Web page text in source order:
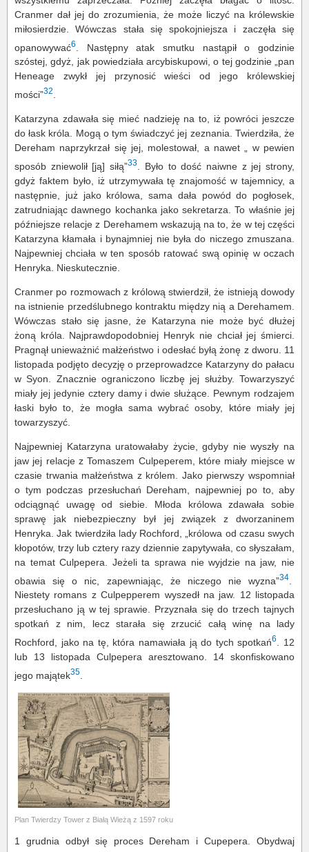
Cranmer dał jej do zrozumienia, że może liczyć na królewskie
miłosierdzie. Wówczas stała się spokojniejsza i zaczęła się
opanowywać6
. Następny atak smutku nastąpił o godzinie
szóstej, gdyż, jak powiedziała arcybiskupowi, o tej godzinie „pan
Heneage zwykł jej przynosić wieści od jego królewskiej
mości”32
Katarzyna zdawała się mieć nadzieję na to, iż powróci jeszcze
do łask króla. Mogą o tym świadczyć jej zeznania. Twierdziła, że
Dereham naprzykrzał się jej, molestował, a nawet „ w pewien
sposób zniewolił [ją] siłą”33
. Było to dość naiwne z jej strony,
gdyż faktem było, iż utrzymywała tę znajomość w tajemnicy, a
następnie, już jako królowa, sama dała powód do pogłosek,
zatrudniając dawnego kochanka jako sekretarza. To właśnie jej
późniejsze relacje z Derehamem wskazują na to, że w tej części
Katarzyna kłamała i bynajmniej nie była do niczego zmuszana.
Najpewniej chciała w ten sposób ratować swą opinię w oczach
Henryka. Nieskutecznie.
Cranmer po rozmowach z królową stwierdził, że istnieją dowody
na istnienie przedślubnego kontraktu między nią a Derehamem.
Wówczas stało się jasne, że Katarzyna nie może być dłużej
żoną króla. Najprawdopodobniej Henryk nie chciał jej śmierci.
Pragnął unieważnić małżeństwo i odesłać byłą żonę z dworu. 11
listopada podjęto decyzję o przeprowadzce Katarzyny do pałacu
w Syon. Znacznie ograniczono liczbę jej służby. Towarzyszyć
miały jej jedynie cztery damy i dwie służące. Pewnym rodzajem
łaski było to, że mogła sama wybrać osoby, które miały jej
towarzyszyć.
Najpewniej Katarzyna uratowałaby życie, gdyby nie wyszły na
jaw jej relacje z Tomaszem Culpeperem, które miały miejsce w
czasie trwania małżeństwa z królem. Jako pierwszy wspomniał
o tym podczas przesłuchań Dereham, najpewniej po to, aby
odciągnąć uwagę od siebie. Młoda królowa zdawała sobie
sprawę jak niebezpieczny był jej związek z dworzaninem
Henryka. Jak twierdziła lady Rochford, „królowa od czasu swych
kłopotów, trzy lub cztery razy dziennie zapytywała, co słyszałam,
na temat Culpepera. Jeżeli ta sprawa nie wyjdzie na jaw, nie
obawia się o nic, zapewniając, że niczego nie wyzna”34
Niestety romans z Culpepperem wyszedł na jaw. 12 listopada
przesłuchano ją w tej sprawie. Przyznała się do trzech tajnych
spotkań z nim, lecz starała się zrzucić całą winę na lady
Rochford, jako na tę, która namawiała ją do tych spotkań6
. 12
lub 13 listopada Culpepera aresztowano. 14 skonfiskowano
jego majątek35
Plan Twierdzy Tower z Białą Wieżą z 1597 roku
1 grudnia odbył się proces Dereham i Cupepera. Obydwaj